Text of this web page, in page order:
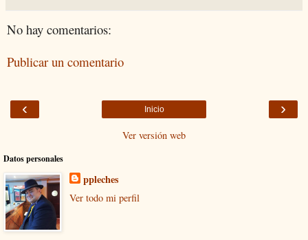
No hay comentarios:
Publicar un comentario
‹ ›
Inicio
Ver versión web
Datos personales
ppleches
Ver todo mi perfil